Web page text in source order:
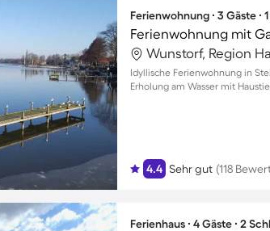
Ferienwohnung ∙ 3 Gäste ∙
Ferienwohnung mit
Wunstorf, Region
Idyllische Ferienwohnung in
Erholung am Wasser mit
4.4 Sehr gut (118
Ferienhaus ∙ 4 Gäste ∙ 2